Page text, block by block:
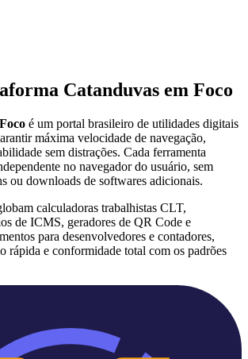
Catanduvas em Foco
é um portal brasileiro de utilidades digitais
máxima velocidade de navegação,
sem distrações. Cada ferramenta
no navegador do usuário, sem
ou downloads de softwares adicionais.
calculadoras trabalhistas CLT,
de ICMS, geradores de QR Code e
para desenvolvedores e contadores,
rápida e conformidade total com os padrões